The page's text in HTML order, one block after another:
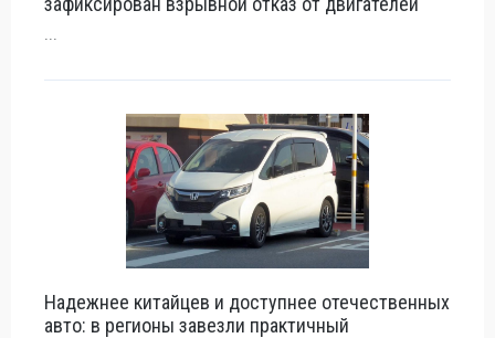
...
Надежнее китайцев и доступнее отечественных
авто: в регионы завезли практичный